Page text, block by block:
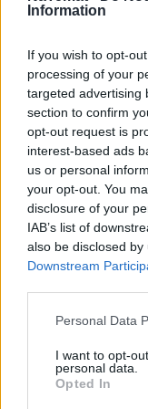
Information
If you wish to opt-
processing of your
targeted advertising
section to confirm
opt-out request is
interest-based ads
us or personal
your opt-out. You
disclosure of your
IAB’s list of
also be disclosed
Downstream
Personal Data
I want to opt-
personal data.
Opted In
Rozwiń
Polecam
W Action,
Taniocha jest
Kwota napiwku
5 zł
Wiadomość do
Twój adres e-